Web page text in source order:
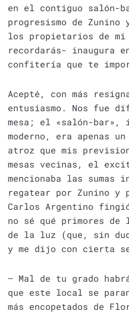
en el contiguo salón-
progresismo de
los propietarios de mi
recordarás- inaugura
confitería que te
Acepté, con más
entusiasmo. Nos fue
mesa; el «salón-bar»,
moderno, era apenas un
atroz que mis
mesas vecinas, el
mencionaba las sumas
regatear por Zunino y
Carlos Argentino
no sé qué primores
de la luz (que, sin
y me dijo con cierta
– Mal de tu grado
que este local se
más encopetados de